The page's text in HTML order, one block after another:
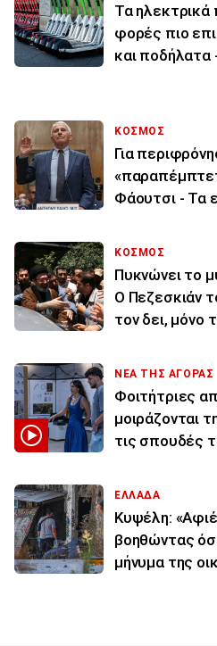
Τα ηλεκτρικά
φορές πιο
και
ΚΟΣΜΟΣ
Για
Φάουτσι - Τα
ΚΟΣΜΟΣ
Πυκνώνει το
Ο Πεζεσκιάν
τον δει, μόνο
ΝΕΑ ΤΗΣ ΑΓΟΡΑΣ
Φοιτήτριες
μοιράζονται
τις σπουδές
ΕΛΛΑΔΑ
Κυψέλη:
βοηθώντας
μήνυμα της